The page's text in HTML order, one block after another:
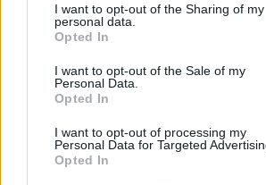
not limited to your visit or usage
grant or deny consent to Google and its
use your data for below specified
consent section.
I want to opt-out of the Sharing of my
personal data.
Opted In
I want to opt-out of the Sale of my
Personal Data.
Opted In
I want to opt-out of processing my
Personal Data for Targeted
Opted In